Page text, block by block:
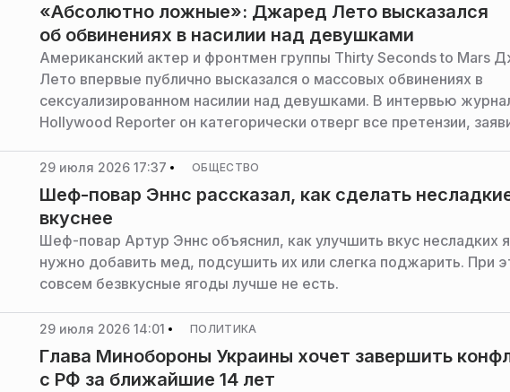
«Абсолютно ложные»: Джаред Лето высказался
об обвинениях в насилии над девушками
Американский актер и фронтмен группы Thirty Seconds to Mars
Лето впервые публично высказался о массовых обвинениях в
сексуализированном насилии над девушками. В интервью
Hollywood Reporter он категорически отверг все претензии,
29 июля 2026 17:37 ОБЩЕСТВО
Шеф-повар Эннс рассказал, как сделать
вкуснее
Шеф-повар Артур Эннс объяснил, как улучшить вкус несладких
нужно добавить мед, подсушить их или слегка поджарить. При
совсем безвкусные ягоды лучше не есть.
29 июля 2026 14:01 ПОЛИТИКА
Глава Минобороны Украины хочет завершить
с РФ за ближайшие 14 лет